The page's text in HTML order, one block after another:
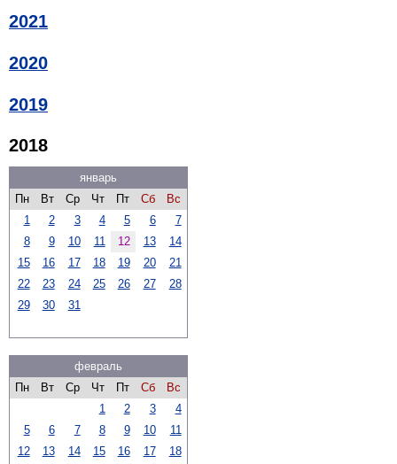
2021
2020
2019
2018
январь
Пн
Вт Ср Чт Пт Сб
Вс
1
2 3 4 5 6
7
8
9 10 11 12 13
14
15
16 17 18 19 20
21
22
23 24 25 26 27
28
29
30 31
февраль
Пн
Вт Ср Чт Пт Сб
Вс
1
2 3
4
5
6 7 8 9 10
11
12
13 14 15 16 17
18